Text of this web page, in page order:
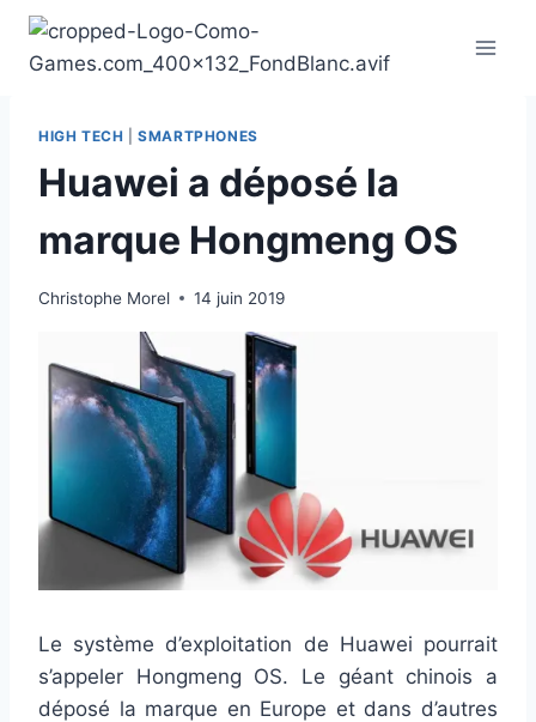
Aller
contenu
HIGH TECH |SMARTPHONES
Huawei a déposé la
marque Hongmeng OS
Christophe Morel 14 juin 2019
Le système d’exploitation de Huawei pourrait
s’appeler Hongmeng OS. Le géant chinois a
déposé la marque en Europe et dans d’autres